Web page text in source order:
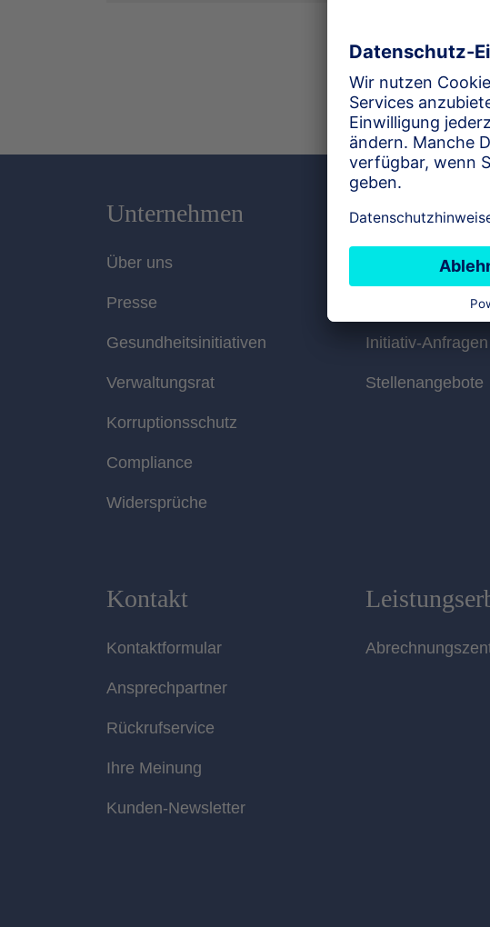
Unternehmen
Über uns
Presse
Gesundheitsinitiativen
Verwaltungsrat
Korruptionsschutz
Compliance
Widersprüche
Karriere
Arbeiten bei der
Initiativ-Anfragen
Stellenangebote
Kontakt
Kontaktformular
Ansprechpartner
Rückrufservice
Ihre Meinung
Kunden-Newsletter